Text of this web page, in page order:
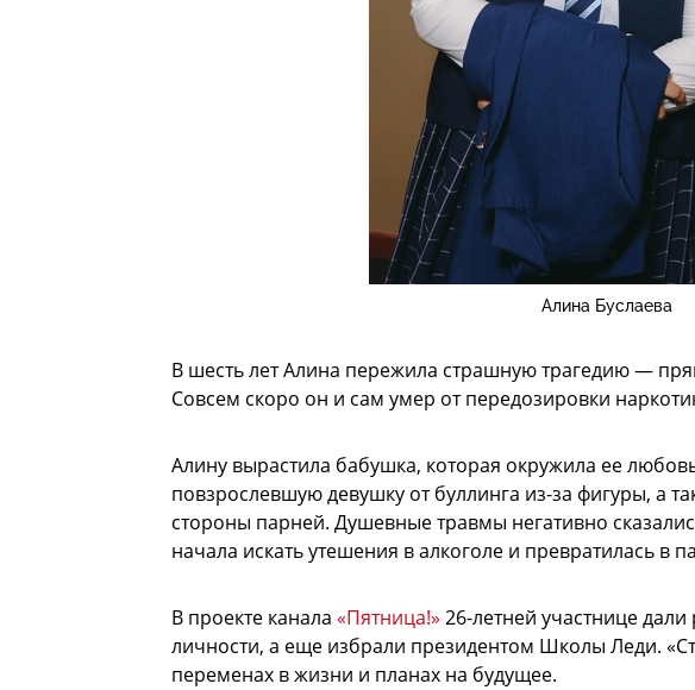
Алина Буслаева
В шесть лет Алина пережила страшную трагедию —
Совсем скоро он и сам умер от передозировки
Алину вырастила бабушка, которая окружила ее
повзрослевшую девушку от буллинга из-за фигуры, а
стороны парней. Душевные травмы негативно
начала искать утешения в алкоголе и превратилась в
В проекте канала «Пятница!» 26-летней участнице дали
личности, а еще избрали президентом Школы Леди.
переменах в жизни и планах на будущее.